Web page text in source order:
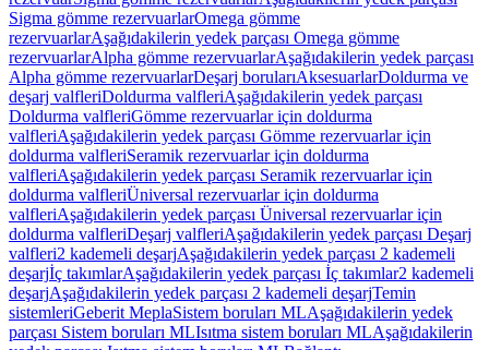
Sigma gömme rezervuarlarOmega gömme
rezervuarlarAşağıdakilerin yedek parçası Omega gömme
rezervuarlarAlpha gömme rezervuarlarAşağıdakilerin yedek parçası
Alpha gömme rezervuarlarDeşarj borularıAksesuarlarDoldurma ve
deşarj valfleriDoldurma valfleriAşağıdakilerin yedek parçası
Doldurma valfleriGömme rezervuarlar için doldurma
valfleriAşağıdakilerin yedek parçası Gömme rezervuarlar için
doldurma valfleriSeramik rezervuarlar için doldurma
valfleriAşağıdakilerin yedek parçası Seramik rezervuarlar için
doldurma valfleriÜniversal rezervuarlar için doldurma
valfleriAşağıdakilerin yedek parçası Üniversal rezervuarlar için
doldurma valfleriDeşarj valfleriAşağıdakilerin yedek parçası Deşarj
valfleri2 kademeli deşarjAşağıdakilerin yedek parçası 2 kademeli
deşarjİç takımlarAşağıdakilerin yedek parçası İç takımlar2 kademeli
deşarjAşağıdakilerin yedek parçası 2 kademeli deşarjTemin
sistemleriGeberit MeplaSistem boruları MLAşağıdakilerin yedek
parçası Sistem boruları MLIsıtma sistem boruları MLAşağıdakilerin